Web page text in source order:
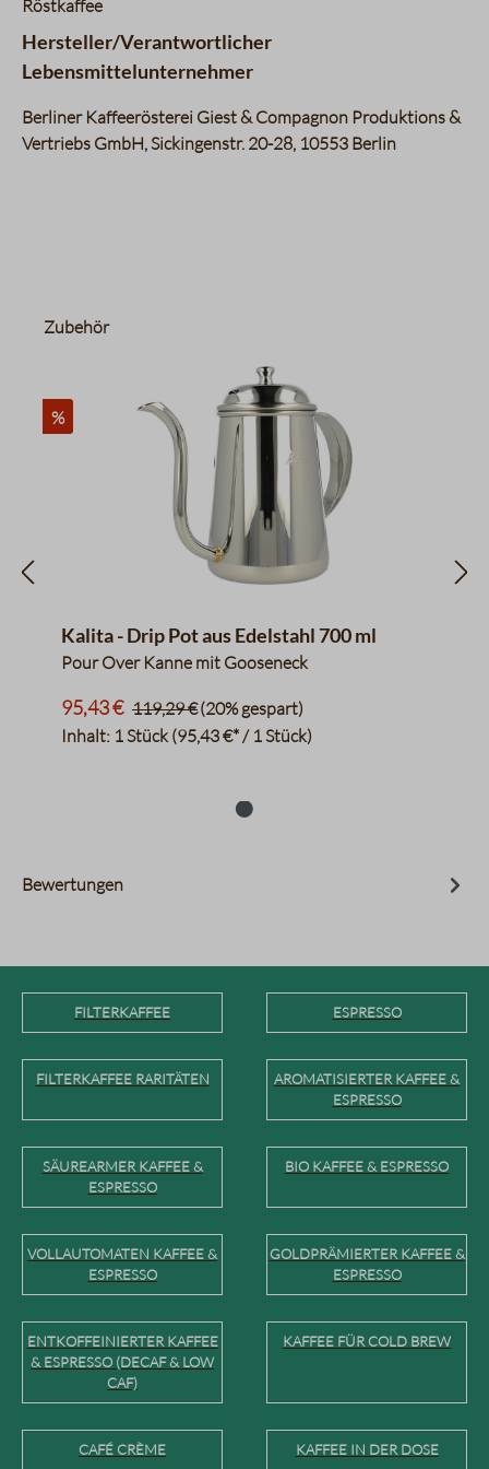
Röstkaffee
Hersteller/Verantwortlicher
Lebensmittelunternehmer
Berliner Kaffeerösterei Giest & Compagnon Produktions &
Vertriebs GmbH, Sickingenstr. 20-28, 10553 Berlin
Produktgalerie überspringen
Zubehör
%
Kalita - Drip Pot aus Edelstahl 700 ml
Pour Over Kanne mit Gooseneck
Inhalt: 1 Stück(95,43 €* / 1 Stück)
95,43 € 119,29 €(20% gespart)
Bewertungen
FILTERKAFFEE ESPRESSO
FILTERKAFFEE RARITÄTEN
AROMATISIERTER KAFFEE &
ESPRESSO
SÄUREARMER KAFFEE &
ESPRESSO
BIO KAFFEE & ESPRESSO
VOLLAUTOMATEN KAFFEE &
ESPRESSO
GOLDPRÄMIERTER KAFFEE &
ESPRESSO
ENTKOFFEINIERTER KAFFEE
& ESPRESSO (DECAF & LOW
CAF)
KAFFEE FÜR COLD BREW
CAFÉ CRÈME KAFFEE IN DER DOSE